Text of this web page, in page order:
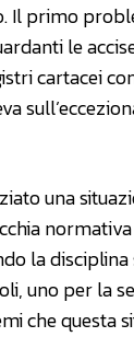
Il primo
le
cartacei
una
normativa
la
uno per la
che questa